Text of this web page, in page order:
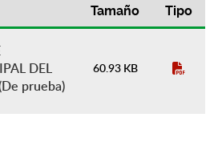
Tamaño Tipo
DEL
prueba)
60.93 KB